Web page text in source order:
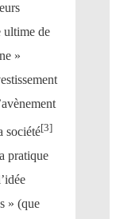
ultime de
»
société[3]
pratique
» (que